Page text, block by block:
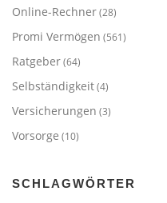
Online-Rechner(28)
Promi Vermögen (561)
Ratgeber(64)
Selbständigkeit(4)
Versicherungen (3)
Vorsorge (10)
SCHLAGWÖRTER